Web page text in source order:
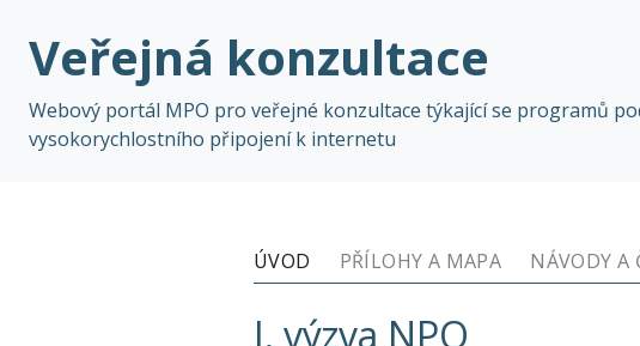
Veřejná konzultace
Webový portál MPO pro veřejné konzultace týkající se programů
vysokorychlostního připojení k internetu
ÚVOD PŘÍLOHY A MAPA NÁVODY A
I. výzva NPO